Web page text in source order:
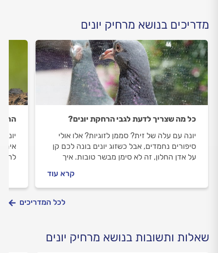
מדריכים בנושא מרחיק יונים
כל מה שצריך לדעת לגבי הרחקת יונים?
יונה עם עלה של זית? סממן לזוגיות? אלו אולי
סיפורים נחמדים, אבל כשזוג יונים בונה לכם קן
על אדן החלון, זה לא סימן מבשר טובות. איך
קרא עוד
חזק
לכל המדריכים
שאלות ותשובות בנושא מרחיק יונים